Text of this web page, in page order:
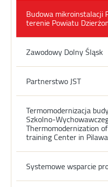
Budowa mikroinstalacji
terenie Powiatu
Zawodowy Dolny Śląsk
Partnerstwo JST
Termomodernizacja
Szkolno-
Thermomodernization
training Center in
Systemowe wsparcie